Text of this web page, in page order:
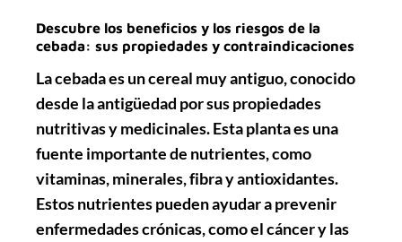
Descubre los beneficios y los riesgos de la
cebada: sus propiedades y contraindicaciones
La cebada es un cereal muy antiguo, conocido
desde la antigüedad por sus propiedades
nutritivas y medicinales. Esta planta es una
fuente importante de nutrientes, como
vitaminas, minerales, fibra y antioxidantes.
Estos nutrientes pueden ayudar a prevenir
enfermedades crónicas, como el cáncer y las